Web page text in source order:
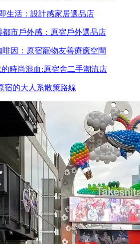
生活：設計感家居選品店
都市戶外感：原宿戶外選品店
啡因：原宿寵物友善療癒空間
時尚混血:原宿舍二手潮流店
宿的大人系散策路線